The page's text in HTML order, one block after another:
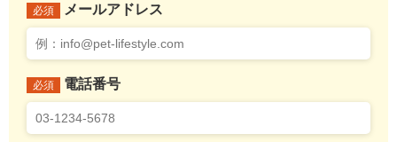
必須 メールアドレス
必須 電話番号